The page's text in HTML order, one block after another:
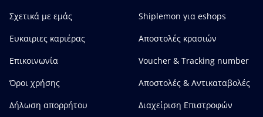
Σχετικά με εμάς
Ευκαιριες καριέρας
Επικοινωνία
Όροι χρήσης
Δήλωση απορρήτου
Shiplemon για eshops
Αποστολές κρασιών
Voucher & Tracking number
Αποστολές & Αντικαταβολές
Διαχείριση Επιστροφών